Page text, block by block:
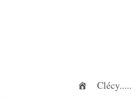
Clécy.....